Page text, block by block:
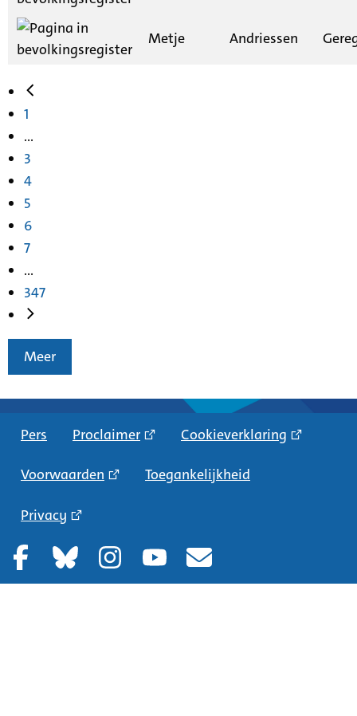
Metje Andriessen
1
...
3
4
5
6
7
...
347
Meer
Pers Proclaimer Cookieverklaring
Voorwaarden Toegankelijkheid
Privacy